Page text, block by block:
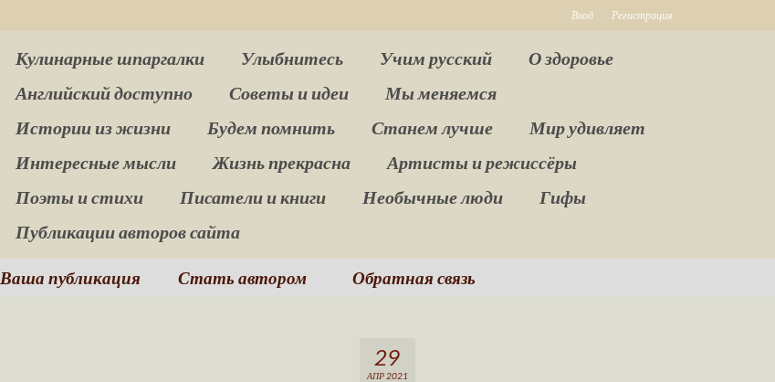
Вход Регистрация
Кулинарные шпаргалки Улыбнитесь Учим русский
О здоровье
Английский доступно
Советы и идеи
Мы меняемся
Истории из жизни
Будем помнить Станем лучше
Мир удивляет
Интересные мысли
Жизнь прекрасна
Артисты и режиссёры
Поэты и стихи
Писатели и книги Необычные люди
Гифы
Публикации авторов сайта
Ваша публикация Стать автором Обратная связь
29
АПР 2021